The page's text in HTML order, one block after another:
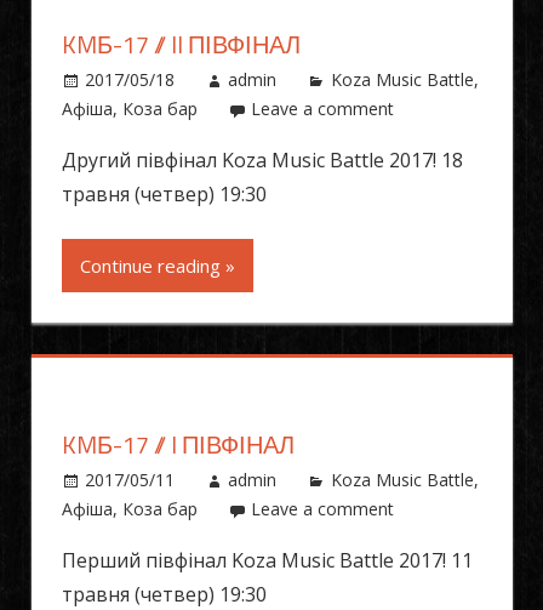
KMБ-17 // II ПІВФІНАЛ
2017/05/18 admin Koza Music Battle,
Афіша, Коза бар Leave a comment
Другий півфінал Koza Music Battle 2017! 18
травня (четвер) 19:30
Continue reading »
KMБ-17 // I ПІВФІНАЛ
2017/05/11 admin Koza Music Battle,
Афіша, Коза бар Leave a comment
Перший півфінал Koza Music Battle 2017! 11
травня (четвер) 19:30